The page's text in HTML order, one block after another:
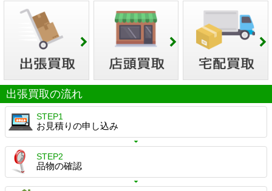
出張買取の流れ
STEP1
お見積りの申し込み
STEP2
品物の確認